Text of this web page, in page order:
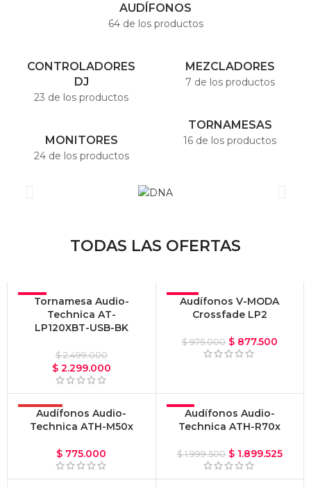
AUDÍFONOS
64 de los productos
CONTROLADORES
DJ
23 de los productos
MEZCLADORES
7 de los productos
TORNAMESAS
16 de los productos
MONITORES
24 de los productos
TODAS LAS OFERTAS
-8%
OFERTA
Tornamesa Audio-
Technica AT-
LP120XBT-USB-BK
$2.499.000
$2.299.000
-10%
OFERTA
Audífonos V-MODA
Crossfade LP2
$975.000 $877.500
OFERTA
Audífonos Audio-
Technica ATH-M50x
$ 775.000
-5%
OFERTA
Audífonos Audio-
Technica ATH-R70x
$1.999.500 $1.899.525